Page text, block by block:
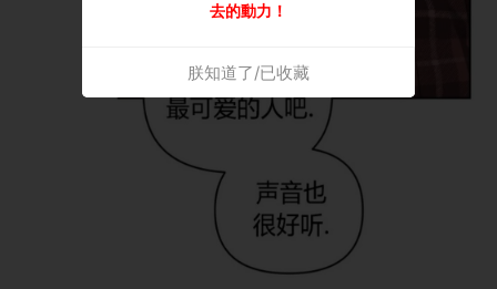
去的動力！
朕知道了/已收藏